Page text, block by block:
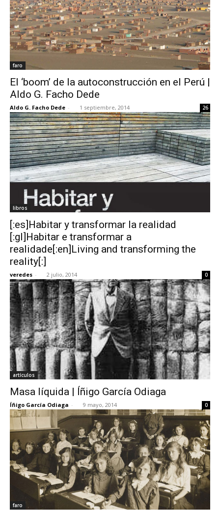
faro
El ‘boom’ de la autoconstrucción en el Perú |
Aldo G. Facho Dede
Aldo G. Facho Dede - 1 septiembre, 2014 26
libros
[:es]Habitar y transformar la realidad
[:gl]Habitar e transformar a
realidade[:en]Living and transforming the
reality[:]
veredes - 2 julio, 2014 0
artículos
Masa líquida | Íñigo García Odiaga
Íñigo García Odiaga - 9 mayo, 2014 0
faro